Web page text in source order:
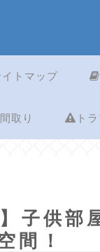
イトマップ
間取り ト
子供
間！